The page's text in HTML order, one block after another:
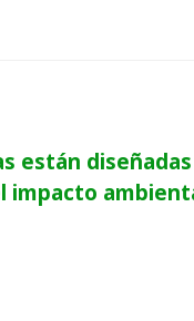
están
impacto